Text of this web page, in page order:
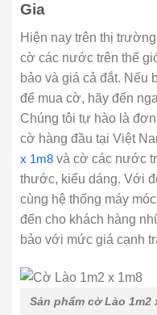
Gia
Hiện nay trên thị
cờ các nước trên thế
bảo và giá cả đắt. Nếu
để mua cờ, hãy đến
Chúng tôi tự hào là
cờ hàng đầu tại Việt
x 1m8 và cờ các nước
thước, kiểu dáng. Với
cùng hệ thống máy
đến cho khách hàng
bảo với mức giá cạnh
Sản phẩm cờ Lào 1m2